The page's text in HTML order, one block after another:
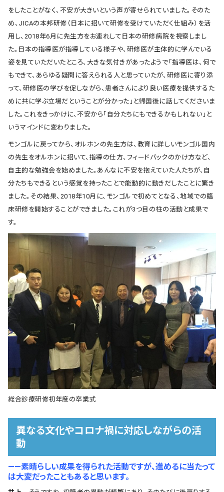
をしたことがなく、不安が大きいという声が寄せられていました。そのた
め、JICAの本邦研修（日本に招いて研修を受けていただく仕組み）を活
用し、2018年6月に先生方をお連れして日本の研修病院を視察しまし
た。日本の指導医が指導している様子や、研修医が主体的に学んでいる
姿を見ていただいたところ、大きな気付きがあったようで「指導医は、何で
もできて、あらゆる疑問に答えられる人と思っていたが、研修医に寄り添
って、研修医の学びを促しながら、患者さんにより良い医療を提供するた
めに共に学ぶ立場だということが分かった」と帰国後に話してくださいま
した。これをきっかけに、不安から「自分たちにもできるかもしれない」と
いうマインドに変わりました。
モンゴルに戻ってから、オルホンの先生方は、教育に詳しいモンゴル国内
の先生をオルホンに招いて、指導の仕方、フィードバックのかけ方など、
自主的な勉強会を始めました。あんなに不安を抱えていた人たちが、自
分たちもできるという感覚を持ったことで能動的に動きだしたことに驚き
ました。その結果、2018年10月に、モンゴルで初めてとなる、地域での臨
床研修を開始することができました。これが3つ目の柱の活動と成果で
す。
総合診療研修初年度の卒業式
異なる文化やコロナ禍に対応しながらの活
動
――素晴らしい成果を得られた活動ですが、進めるに当たって
は大変だったこともあると思います。